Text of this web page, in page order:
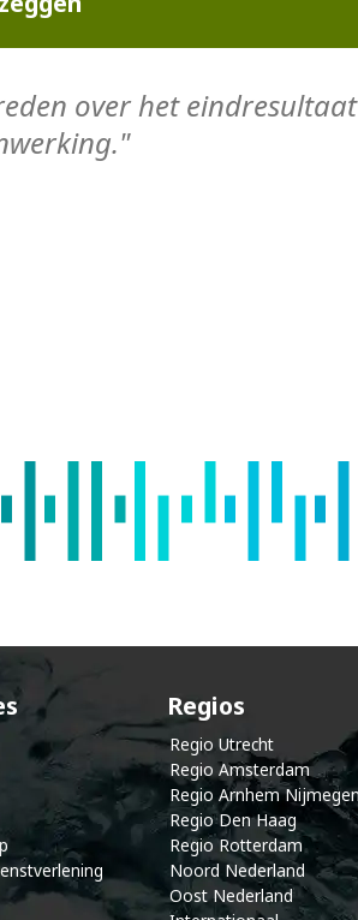
over het
e nd
Regios
Regio Utrecht
Regio Amsterdam
Regio Arnhem
Regio Den Haag
Regio Rotterdam
Noord Nederland
Oost Nederland